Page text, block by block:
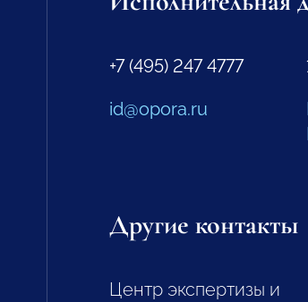
+7 (495) 247 4777
id@opora.ru
Другие контакты
Центр экспертизы и